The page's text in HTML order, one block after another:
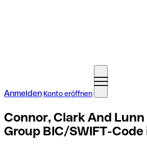
Anmelden Konto eröffnen
Connor, Clark And
Group BIC/SWIFT-Code